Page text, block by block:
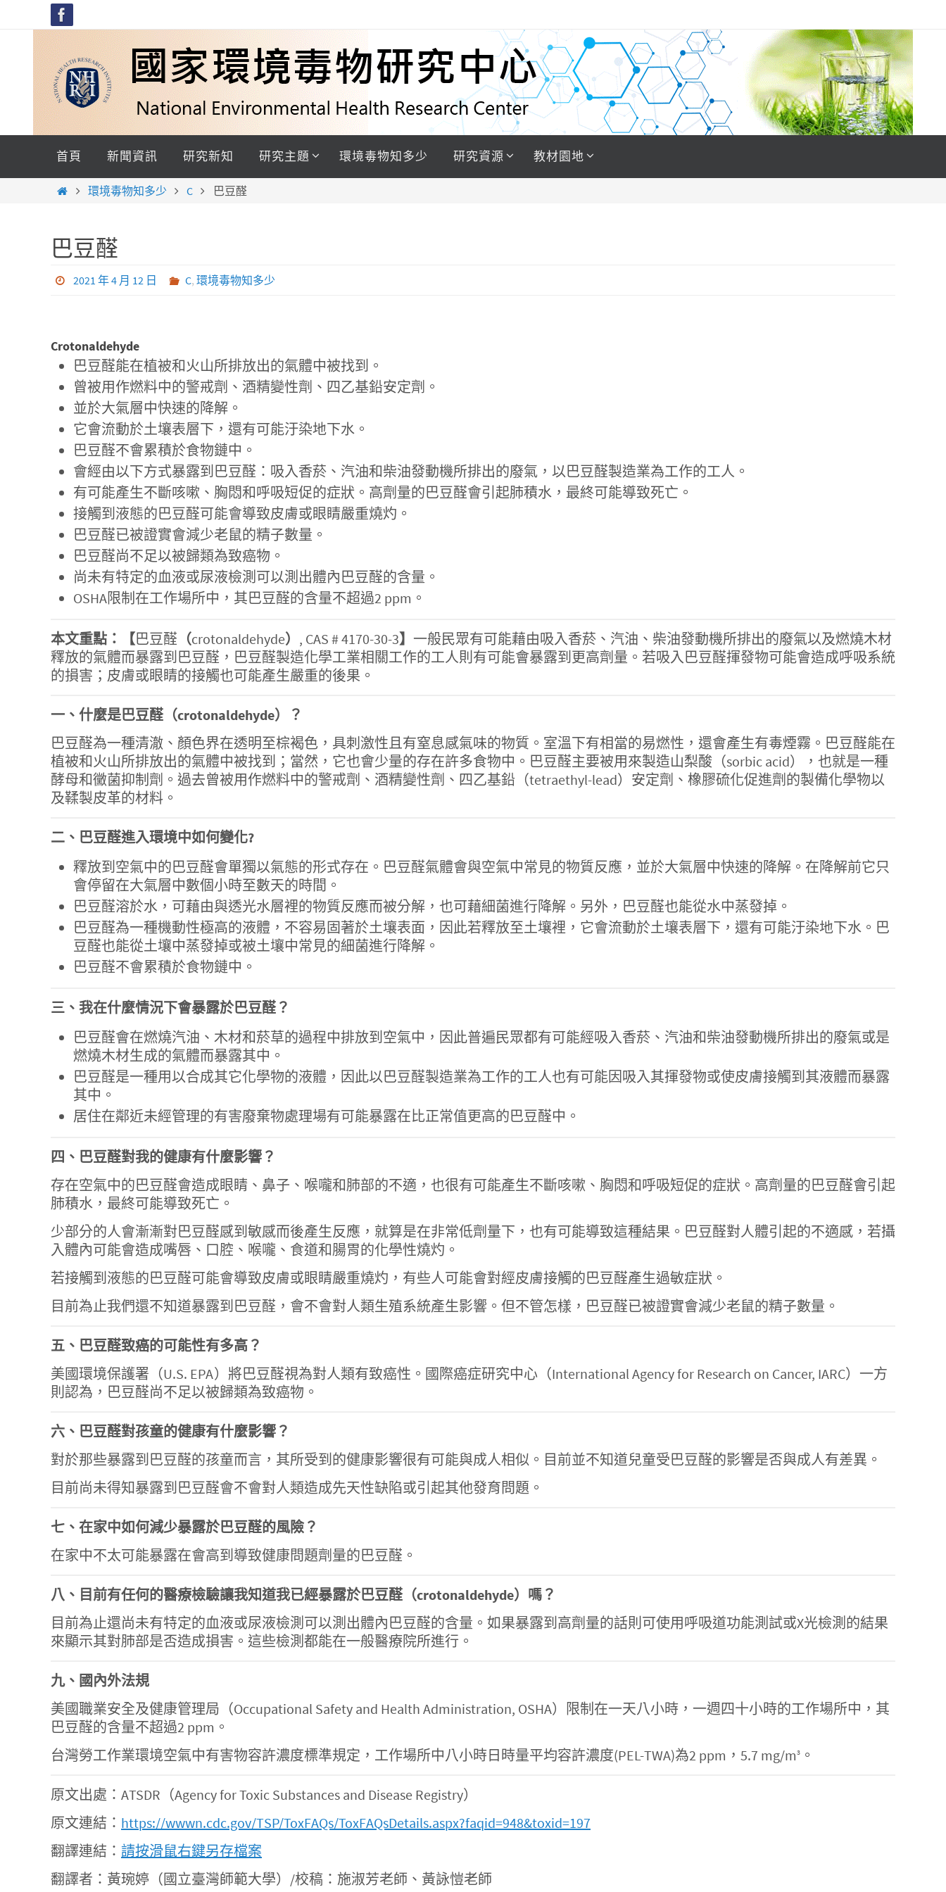
content
首頁 新聞資訊 研究新知 研究主題 環境毒物知多少 研究資源 教材園地
Home環境毒物知多少 C 巴豆醛
巴豆醛
2021 年 4 月 12 日 C, 環境毒物知多少
Crotonaldehyde
巴豆醛能在植被和火山所排放出的氣體中被找到。
曾被用作燃料中的警戒劑、酒精變性劑、四乙基鉛安定劑。
並於大氣層中快速的降解。
它會流動於土壤表層下，還有可能汙染地下水。
巴豆醛不會累積於食物鏈中。
會經由以下方式暴露到巴豆醛：吸入香菸、汽油和柴油發動機所排出的廢氣，以巴豆醛製造業為工作的工人。
有可能產生不斷咳嗽、胸悶和呼吸短促的症狀。高劑量的巴豆醛會引起肺積水，最終可能導致死亡。
接觸到液態的巴豆醛可能會導致皮膚或眼睛嚴重燒灼。
巴豆醛已被證實會減少老鼠的精子數量。
巴豆醛尚不足以被歸類為致癌物。
尚未有特定的血液或尿液檢測可以測出體內巴豆醛的含量。
OSHA限制在工作場所中，其巴豆醛的含量不超過2 ppm。
本文重點：【巴豆醛 （crotonaldehyde） , CAS # 4170-30-3】 一般民眾有可能藉由吸入香菸、汽油、柴油發動機所排出的廢氣以及燃燒木材
釋放的氣體而暴露到巴豆醛，巴豆醛製造化學工業相關工作的工人則有可能會暴露到更高劑量。若吸入巴豆醛揮發物可能會造成呼吸系統
的損害；皮膚或眼睛的接觸也可能產生嚴重的後果。
一、什麼是巴豆醛（crotonaldehyde）
？
巴豆醛為一種清澈、顏色界在透明至棕褐色，具刺激性且有窒息感氣味的物質。室溫下有相當的易燃性，還會產生有毒煙霧。巴豆醛能在
植被和火山所排放出的氣體中被找到；當然，它也會少量的存在許多食物中。巴豆醛主要被用來製造山梨酸（sorbic acid），也就是一種
酵母和黴菌抑制劑。過去曾被用作燃料中的警戒劑、酒精變性劑、四乙基鉛（tetraethyl-lead）安定劑、橡膠硫化促進劑的製備化學物以
及鞣製皮革的材料。
二、 巴豆醛進入環境中如何變化?
釋放到空氣中的巴豆醛會單獨以氣態的形式存在。巴豆醛氣體會與空氣中常見的物質反應，並於大氣層中快速的降解。在降解前它只
會停留在大氣層中數個小時至數天的時間。
巴豆醛溶於水，可藉由與透光水層裡的物質反應而被分解，也可藉細菌進行降解。另外，巴豆醛也能從水中蒸發掉。
巴豆醛為一種機動性極高的液體，不容易固著於土壤表面，因此若釋放至土壤裡，它會流動於土壤表層下，還有可能汙染地下水。巴
豆醛也能從土壤中蒸發掉或被土壤中常見的細菌進行降解。
巴豆醛不會累積於食物鏈中。
三、我在什麼情況下會暴露於巴豆醛 ？
巴豆醛會在燃燒汽油、木材和菸草的過程中排放到空氣中，因此普遍民眾都有可能經吸入香菸、汽油和柴油發動機所排出的廢氣或是
燃燒木材生成的氣體而暴露其中。
巴豆醛是一種用以合成其它化學物的液體，因此以巴豆醛製造業為工作的工人也有可能因吸入其揮發物或使皮膚接觸到其液體而暴露
其中。
居住在鄰近未經管理的有害廢棄物處理場有可能暴露在比正常值更高的巴豆醛中。
四、 巴豆醛對我的健康有什麼影響？
存在空氣中的巴豆醛會造成眼睛、鼻子、喉嚨和肺部的不適，也很有可能產生不斷咳嗽、胸悶和呼吸短促的症狀。高劑量的巴豆醛會引起
肺積水，最終可能導致死亡。
少部分的人會漸漸對巴豆醛感到敏感而後產生反應，就算是在非常低劑量下，也有可能導致這種結果。巴豆醛對人體引起的不適感，若攝
入體內可能會造成嘴唇、口腔、喉嚨、食道和腸胃的化學性燒灼。
若接觸到液態的巴豆醛可能會導致皮膚或眼睛嚴重燒灼，有些人可能會對經皮膚接觸的巴豆醛產生過敏症狀。
目前為止我們還不知道暴露到巴豆醛，會不會對人類生殖系統產生影響。但不管怎樣，巴豆醛已被證實會減少老鼠的精子數量。
五、 巴豆醛致癌的可能性有多高 ？
美國環境保護署（U.S. EPA）將巴豆醛視為對人類有致癌性。國際癌症研究中心（International Agency for Research on Cancer, IARC）一方
則認為，巴豆醛尚不足以被歸類為致癌物。
六、 巴豆醛對孩童的健康有什麼影響 ？
對於那些暴露到巴豆醛的孩童而言，其所受到的健康影響很有可能與成人相似。目前並不知道兒童受巴豆醛的影響是否與成人有差異。
目前尚未得知暴露到巴豆醛會不會對人類造成先天性缺陷或引起其他發育問題。
七、在家中如何減少暴露於巴豆醛的風險？
在家中不太可能暴露在會高到導致健康問題劑量的巴豆醛。
八、目前有任何的醫療檢驗讓我知道我已經暴露於巴豆醛（crotonaldehyde） 嗎？
目前為止還尚未有特定的血液或尿液檢測可以測出體內巴豆醛的含量。如果暴露到高劑量的話則可使用呼吸道功能測試或X光檢測的結果
來顯示其對肺部是否造成損害。這些檢測都能在一般醫療院所進行。
九、國內外法規
美國職業安全及健康管理局（Occupational Safety and Health Administration, OSHA）限制在一天八小時，一週四十小時的工作場所中，其
巴豆醛的含量不超過2 ppm。
台灣勞工作業環境空氣中有害物容許濃度標準規定，工作場所中八小時日時量平均容許濃度(PEL-TWA)為2 ppm，5.7 mg/m3 。
原文出處：ATSDR（Agency for Toxic Substances and Disease Registry）
原文連結： https://wwwn.cdc.gov/TSP/ToxFAQs/ToxFAQsDetails.aspx?faqid=948&toxid=197
翻譯連結： 請按滑鼠右鍵另存檔案
翻譯者：黃琬婷（國立臺灣師範大學）/校稿：施淑芳老師、黃詠愷老師